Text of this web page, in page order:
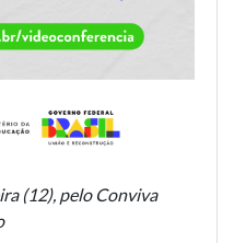
(12), pelo Conviva